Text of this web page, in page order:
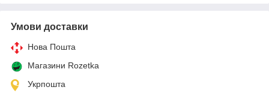
Умови доставки
Нова Пошта
Магазини Rozetka
Укрпошта